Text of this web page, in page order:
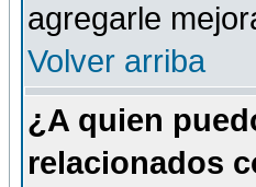
agregarle
Volver arriba
¿A quien
relacionados